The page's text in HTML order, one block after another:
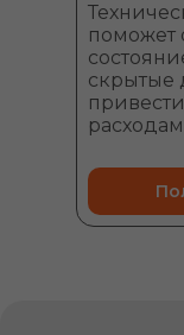
поможет
скрытые